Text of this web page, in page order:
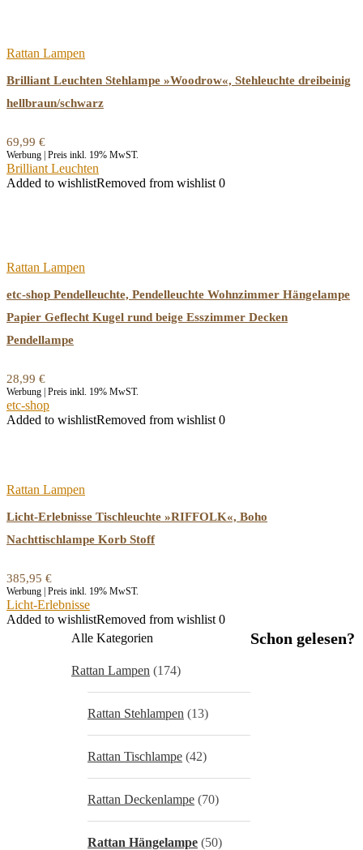
Rattan Lampen
Brilliant Leuchten Stehlampe »Woodrow«, Stehleuchte dreibeinig
hellbraun/schwarz
69,99 €
Werbung | Preis inkl. 19% MwST.
Brilliant Leuchten
Added to wishlistRemoved from wishlist 0
Rattan Lampen
etc-shop Pendelleuchte, Pendelleuchte Wohnzimmer Hängelampe
Papier Geflecht Kugel rund beige Esszimmer Decken
Pendellampe
28,99 €
Werbung | Preis inkl. 19% MwST.
etc-shop
Added to wishlistRemoved from wishlist 0
Rattan Lampen
Licht-Erlebnisse Tischleuchte »RIFFOLK«, Boho
Nachttischlampe Korb Stoff
385,95 €
Werbung | Preis inkl. 19% MwST.
Licht-Erlebnisse
Added to wishlistRemoved from wishlist 0
Alle Kategorien
Rattan Lampen (174)
Rattan Stehlampen (13)
Rattan Tischlampe (42)
Rattan Deckenlampe (70)
Rattan Hängelampe (50)
Schon gelesen?